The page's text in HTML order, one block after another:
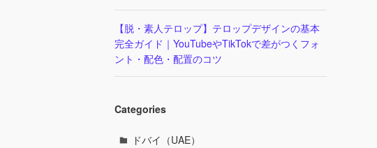
【脱・素人テロップ】テロップデザインの基本
完全ガイド｜YouTubeやTikTokで差がつくフォ
ント・配色・配置のコツ
Categories
ドバイ（UAE）